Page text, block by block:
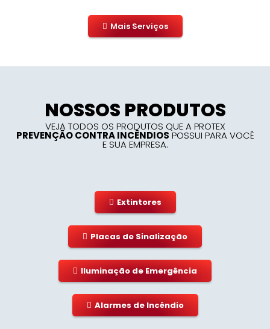
Mais Serviços
NOSSOS PRODUTOS
VEJA TODOS OS PRODUTOS QUE A PROTEX
PREVENÇÃO CONTRA INCÊNDIOS POSSUI PARA VOCÊ
E SUA EMPRESA.
Extintores
Placas de Sinalização
Iluminação de Emergência
Alarmes de Incêndio